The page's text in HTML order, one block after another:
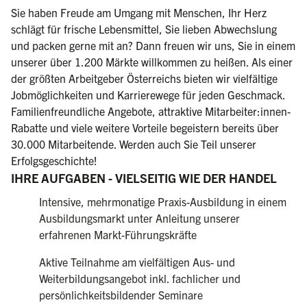
Sie haben Freude am Umgang mit Menschen, Ihr Herz
schlägt für frische Lebensmittel, Sie lieben Abwechslung
und packen gerne mit an? Dann freuen wir uns, Sie in einem
unserer über 1.200 Märkte willkommen zu heißen. Als einer
der größten Arbeitgeber Österreichs bieten wir vielfältige
Jobmöglichkeiten und Karrierewege für jeden Geschmack.
Familienfreundliche Angebote, attraktive Mitarbeiter:innen-
Rabatte und viele weitere Vorteile begeistern bereits über
30.000 Mitarbeitende. Werden auch Sie Teil unserer
Erfolgsgeschichte!
IHRE AUFGABEN - VIELSEITIG WIE DER HANDEL
Intensive, mehrmonatige Praxis-Ausbildung in einem
Ausbildungsmarkt unter Anleitung unserer
erfahrenen Markt-Führungskräfte
Aktive Teilnahme am vielfältigen Aus- und
Weiterbildungsangebot inkl. fachlicher und
persönlichkeitsbildender Seminare